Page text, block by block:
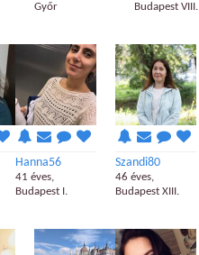
Győr
Budapest VIII.
Hanna56
41 éves,
Budapest I.
Szandi80
46 éves,
Budapest XIII.